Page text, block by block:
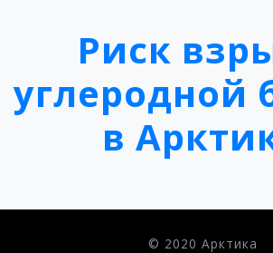
Риск
углеродной
в
© 2020 Арктика